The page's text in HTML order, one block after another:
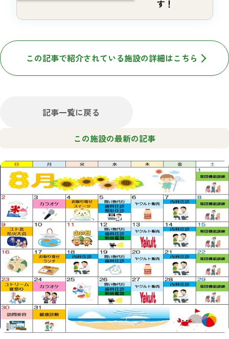
す！
この記事で紹介されている施設の詳細はこちら
記事一覧に戻る
この施設の最新の記事